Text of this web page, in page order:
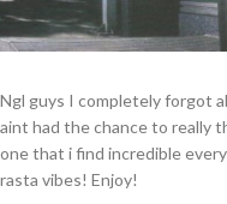
Ngl guys I completely forgot
aint had the chance to really
one that i find incredible
rasta vibes! Enjoy!